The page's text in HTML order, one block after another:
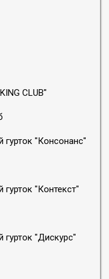
CLUB"
гурток "Консонанс"
гурток "Контекст"
гурток "Дискурс"